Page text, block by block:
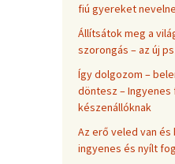
fiú gyereket
Állítsátok meg a
szorongás – az új
Így dolgozom –
döntesz – Ingyenes
készenállóknak
Az erő veled van és
ingyenes és nyílt